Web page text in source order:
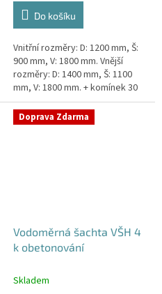
Do košíku
Vnitřní rozměry: D: 1200 mm, Š:
900 mm, V: 1800 mm. Vnější
rozměry: D: 1400 mm, Š: 1100
mm, V: 1800 mm. + komínek 30
cm. Šachta vhodná pro
požadavky Pražské
Vodárenské!...
Doprava Zdarma
Vodoměrná šachta VŠH 4
k obetonování
Skladem